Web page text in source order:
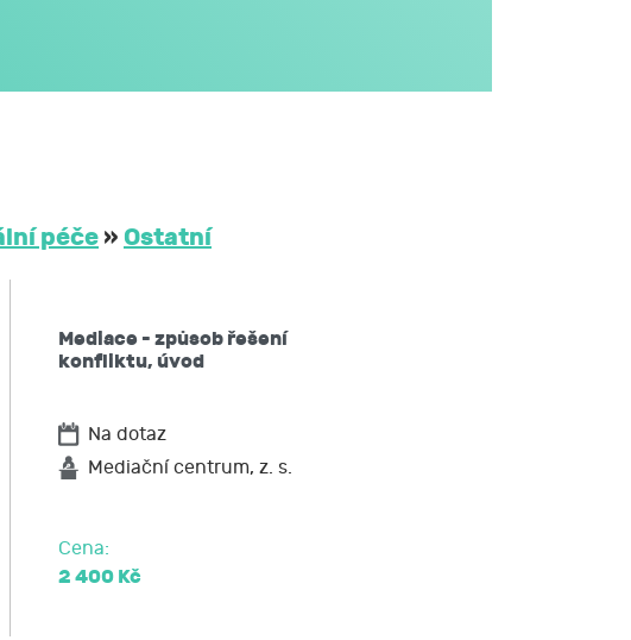
a v největším rozsahu
mé účasti na aktivitách
třetím osobám
JCMM na dobu
žádat si kopii
péče » Ostatní
Mediace - způsob řešení
konfliktu, úvod
Na dotaz
Mediační centrum, z. s.
Cena:
2 400 Kč